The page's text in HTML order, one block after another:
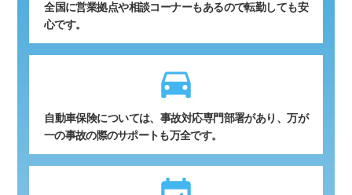
全国に営業拠点や相談コーナーもあるので転勤しても安
心です。
time_to_leave
自動車保険については、事故対応専門部署があり、万が
一の事故の際のサポートも万全です。